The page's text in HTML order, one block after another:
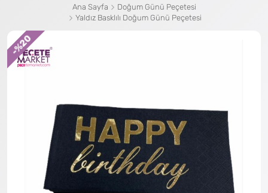
Ana Sayfa
Doğum Günü Peçetesi
Yaldız Basklılı Doğum Günü Peçetesi
-
%20